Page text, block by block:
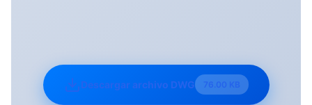
Descargar archivo DWG 76.00 KB